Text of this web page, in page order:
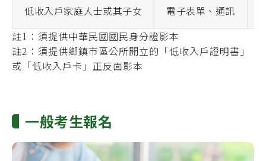
低收入戶家庭人士或其子女 電子表單、通訊
註1：須提供中華民國國民身分證影本
註2：須提供鄉鎮市區公所開立的「低收入戶證明書」
或「低收入戶卡」正反面影本
一般考生報名